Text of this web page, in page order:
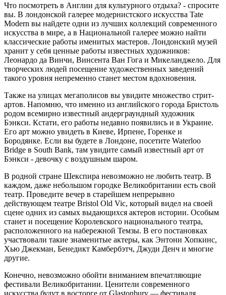
Что посмотреть в Англии для культурного отдыха? - спросите
вы. В лондонской галерее модернистского искусства Tate
Modern вы найдете одни из лучших коллекций современного
искусства в мире, а в Национальной галерее можно найти
классические работы именитых мастеров. Лондонский музей
хранит у себя ценные работы известных художников:
Леонардо да Винчи, Винсента Ван Гога и Микеланджело. Для
творческих людей посещение художественных заведений
такого уровня непременно станет местом вдохновения.
Также на улицах мегаполисов вы увидите множество стрит-
артов. Напомню, что именно из английского города Бристоль
родом всемирно известный андерграундный художник
Бэнкси. Кстати, его работы недавно появились и в Украине.
Его арт можно увидеть в Киеве, Ирпене, Горенке и
Бородянке. Если вы будете в Лондоне, посетите Waterloo
Bridge в South Bank, там увидите самый известный арт от
Бэнкси - девочку с воздушным шаром.
В родной стране Шекспира невозможно не любить театр. В
каждом, даже небольшом городке Великобритании есть свой
театр. Проведите вечер в старейшем непрерывно
действующем театре Bristol Old Vic, который видел на своей
сцене одних из самых выдающихся актеров истории. Особым
станет и посещение Королевского национального театра,
расположенного на набережной Темзы. В его постановках
участвовали такие знаменитые актеры, как Энтони Хопкинс,
Хью Джекман, Бенедикт Камбербэтч, Джуди Денч и многие
другие.
Конечно, невозможно обойти вниманием впечатляющие
фестивали Великобритании. Ценители современного
искусства будут в восторге от Glastonbury — фестиваля,